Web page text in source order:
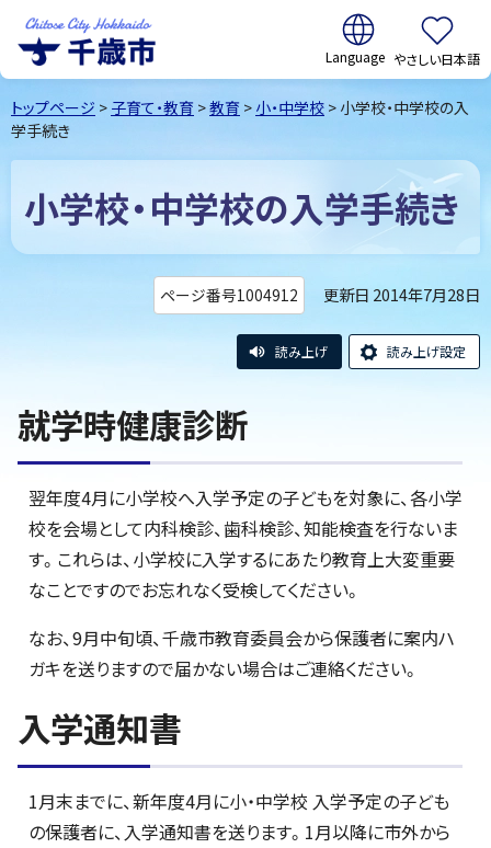
千歳市Chitose
City Hokkaido
翻訳:
やさしい日本語
トップページ > 子育て・教育 >教育 > 小・中学校 > 小学校・中学校の入
学手続き
小学校・中学校の入学手続き
ページ番号1004912 更新日 2014年7月28日
読み上げ 読み上げ設定
就学時健康診断
翌年度4月に小学校へ入学予定の子どもを対象に、各小学
校を会場として内科検診、歯科検診、知能検査を行ないま
す。これらは、小学校に入学するにあたり教育上大変重要
なことですのでお忘れなく受検してください。
なお、9月中旬頃、千歳市教育委員会から保護者に案内ハ
ガキを送りますので届かない場合はご連絡ください。
入学通知書
1月末までに、新年度4月に小・中学校 入学予定の子ども
の保護者に、入学通知書を送ります。1月以降に市外から